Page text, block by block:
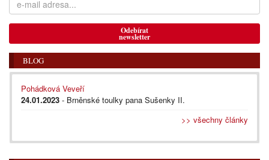
Odebírat
newsletter
BLOG
Pohádková Veveří
24.01.2023 - Brněnské toulky pana Sušenky II.
>> všechny články